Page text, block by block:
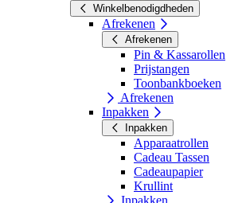
Winkelbenodigdheden
Afrekenen
Afrekenen
Pin & Kassarollen
Prijstangen
Toonbankboeken
Afrekenen
Inpakken
Inpakken
Apparaatrollen
Cadeau Tassen
Cadeaupapier
Krullint
Inpakken